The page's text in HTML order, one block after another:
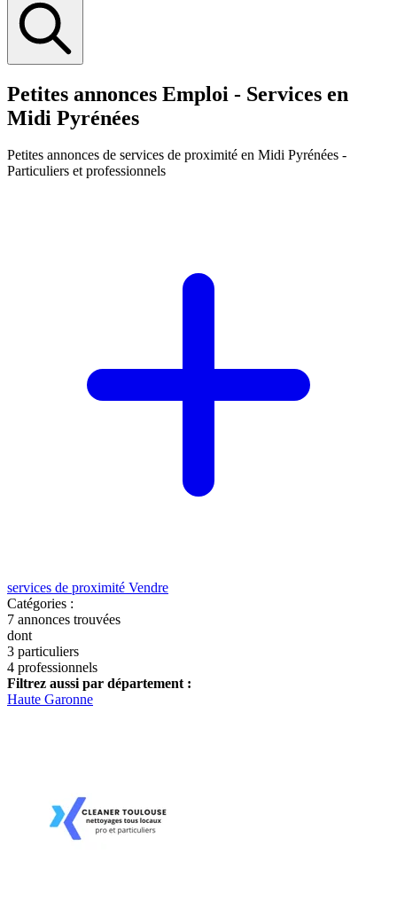
Petites annonces Emploi - Services en
Midi Pyrénées
Petites annonces de services de proximité en Midi Pyrénées -
Particuliers et professionnels
services de proximité Vendre
Catégories :
7 annonces trouvées
dont
3 particuliers
4 professionnels
Filtrez aussi par département :
Haute Garonne